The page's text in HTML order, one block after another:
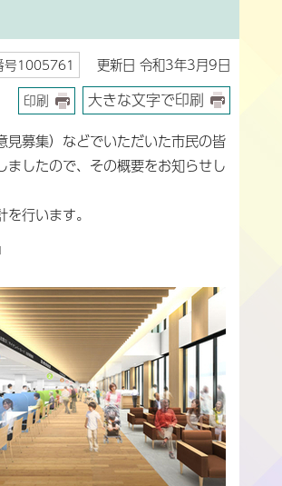
号1005761 更新日 令和3年3月9日
印刷 大きな文字で印刷
見募集）などでいただいた市民の皆
したので、その概要をお知らせし
行います。